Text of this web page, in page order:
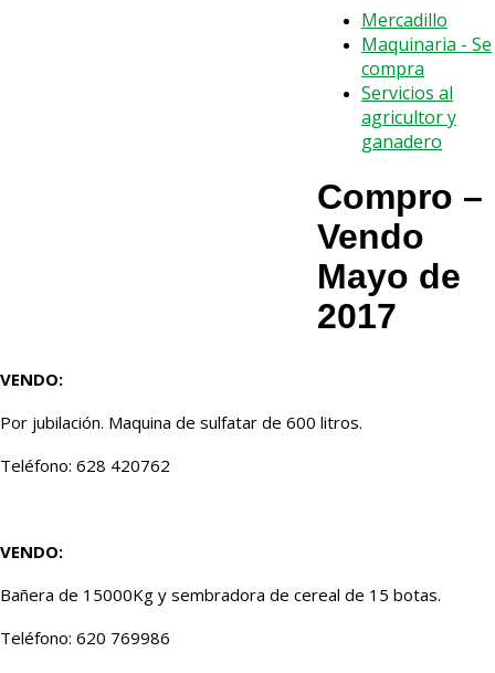
Mercadillo
Maquinaria - Se
compra
Servicios al
agricultor y
ganadero
Compro –
Vendo
Mayo de
2017
VENDO:
Por jubilación. Maquina de sulfatar de 600 litros.
Teléfono: 628 420762
VENDO:
Bañera de 15000Kg y sembradora de cereal de 15 botas.
Teléfono: 620 769986